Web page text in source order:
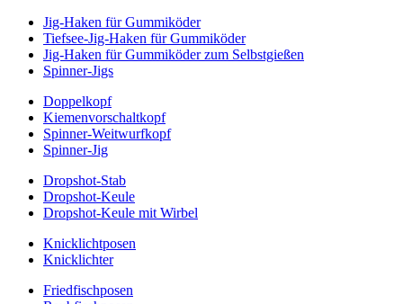
Jig-Haken für Gummiköder
Tiefsee-Jig-Haken für Gummiköder
Jig-Haken für Gummiköder zum Selbstgießen
Spinner-Jigs
Doppelkopf
Kiemenvorschaltkopf
Spinner-Weitwurfkopf
Spinner-Jig
Dropshot-Stab
Dropshot-Keule
Dropshot-Keule mit Wirbel
Knicklichtposen
Knicklichter
Friedfischposen